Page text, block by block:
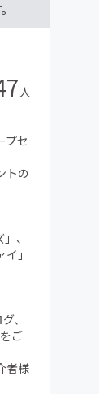
人
プセ
トの
、
」
、
ご
者様